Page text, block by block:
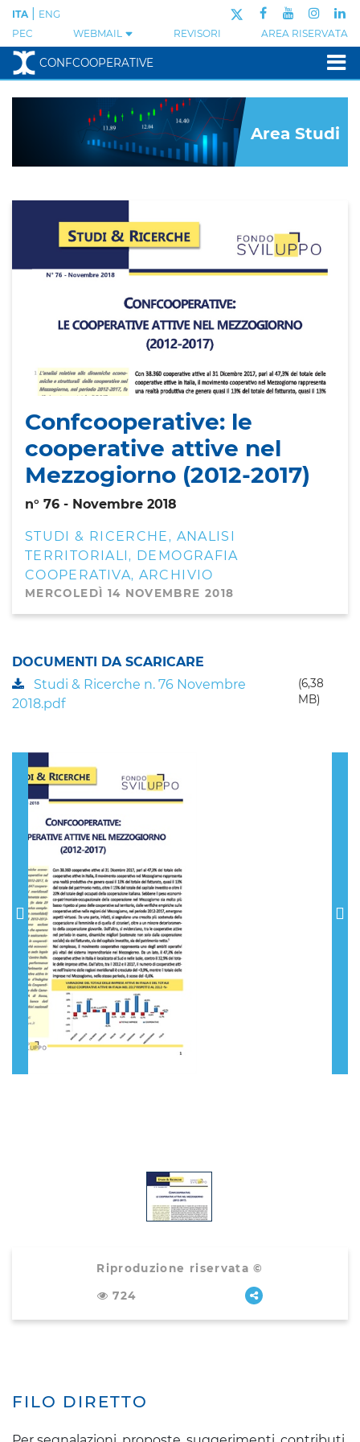
PEC WEBMAIL REVISORI AREA RISERVATA
ITA ENG
CONFCOOPERATIVE
Area Studi
Confcooperative: le
cooperative attive nel
Mezzogiorno (2012-2017)
n° 76 - Novembre 2018
STUDI & RICERCHE, ANALISI
TERRITORIALI,
DEMOGRAFIA
COOPERATIVA, ARCHIVIO
MERCOLEDÌ 14 NOVEMBRE 2018
DOCUMENTI DA SCARICARE
Studi & Ricerche n. 76 Novembre
2018.pdf
(6,38
MB)
Riproduzione riservata ©
724
FILO DIRETTO